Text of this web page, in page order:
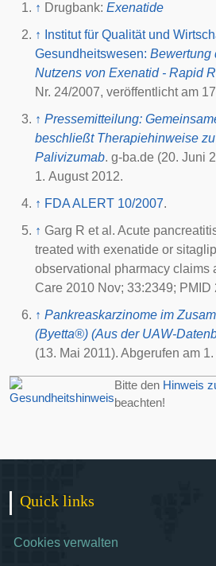
↑ Drugbank: Exenatide
↑
Institut für Qualität und
Gesundheitswesen: Bewertung
Nutzens von Exenatid - Rapid
Nr. 24/2007, veröffentlicht am
↑ Pressemitteilung:
beschließt Therapiehinweise
Palivizumab. g-ba.de (20. Juni
1. August 2012.
↑ FDA ALERT 10/2007.
↑ Garg R et al. Acute
treated with exenatide or
observational pharmacy claims
Care 2010 Nov; 33:2349; PMID
↑ Pankreaskarzinome im
(Byetta®) (Aus der UAW-
(13. Mai 2011). Abgerufen am
Bitte den Hinweis
beachten!
Quick links
Cookies verwalten